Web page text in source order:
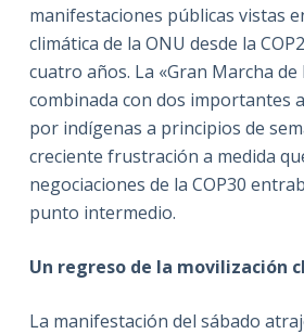
manifestaciones públicas vistas
climática de la ONU desde la
cuatro años. La «Gran Marcha de
combinada con dos importantes
por indígenas a principios de
creciente frustración a medida
negociaciones de la COP30
punto intermedio.
Un regreso de la movilización
La manifestación del sábado